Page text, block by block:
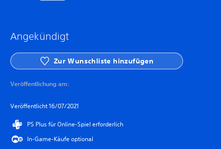
Angekündigt
Zur Wunschliste hinzufügen
Veröffentlichung am:
Veröffentlicht 16/07/2021
PS Plus für Online-Spiel erforderlich
In-Game-Käufe optional